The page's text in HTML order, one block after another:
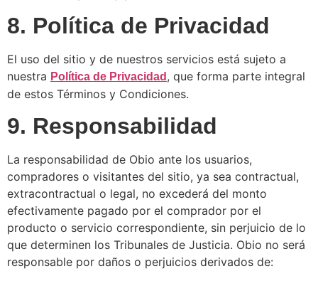
8. Política de Privacidad
El uso del sitio y de nuestros servicios está sujeto a
nuestra Política de Privacidad , que forma parte integral
de estos Términos y Condiciones.
9. Responsabilidad
La responsabilidad de Obio ante los usuarios,
compradores o visitantes del sitio, ya sea contractual,
extracontractual o legal, no excederá del monto
efectivamente pagado por el comprador por el
producto o servicio correspondiente, sin perjuicio de lo
que determinen los Tribunales de Justicia. Obio no será
responsable por daños o perjuicios derivados de: